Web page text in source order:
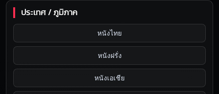
ประเทศ / ภูมิภาค
หนังไทย
หนังฝรั่ง
หนังเอเชีย